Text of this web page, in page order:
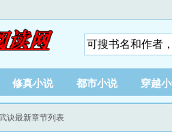
修真小说 都市小说 穿越
诀最新章节列表